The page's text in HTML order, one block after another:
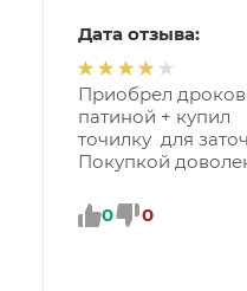
Дата отзыва:
Приобрел
патиной + купил
точилку для
Покупкой
0 0